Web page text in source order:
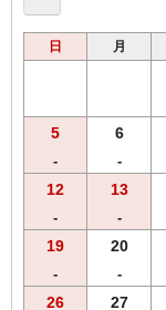
日 月
5
-
6
-
12
-
13
-
19
-
20
-
26 27